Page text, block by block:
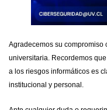
Agradecemos su compromiso
universitaria. Recordemos
a los riesgos informáticos es
institucional y personal.